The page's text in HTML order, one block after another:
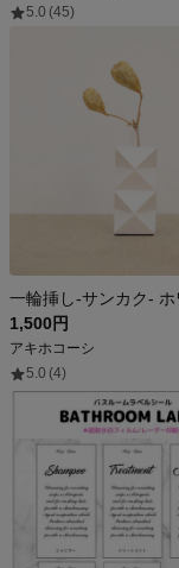
5.0 (45)
1,500円
アキホコーシ
5.0 (4)